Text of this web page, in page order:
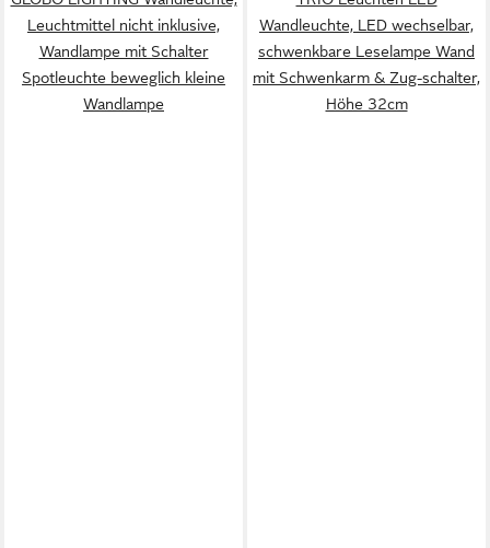
Leuchtmittel nicht inklusive,
Wandlampe mit Schalter
Spotleuchte beweglich kleine
Wandlampe
Wandleuchte, LED wechselbar,
schwenkbare Leselampe Wand
mit Schwenkarm & Zug-schalter,
Höhe 32cm